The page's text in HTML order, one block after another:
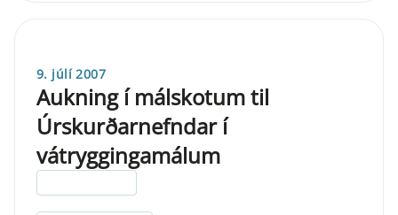
9. júlí 2007
Aukning í málskotum til
Úrskurðarnefndar í
vátryggingamálum